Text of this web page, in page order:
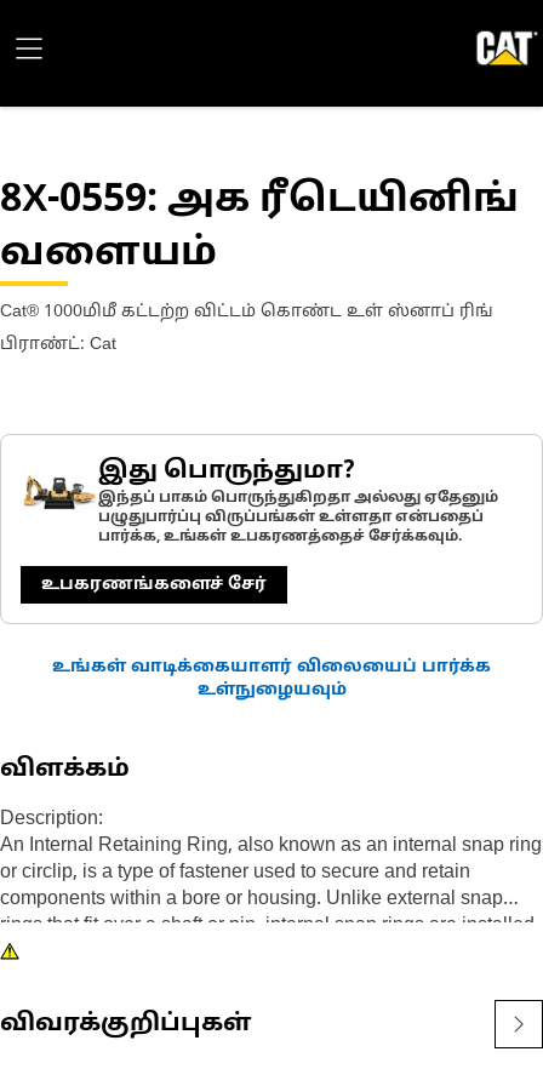
8X-0559: அக ரீடெயினிங்
வளையம்
Cat® 1000மிமீ கட்டற்ற விட்டம் கொண்ட உள் ஸ்னாப் ரிங்
பிராண்ட்: Cat
இது பொருந்துமா?
இந்தப் பாகம் பொருந்துகிறதா அல்லது ஏதேனும்
பழுதுபார்ப்பு விருப்பங்கள் உள்ளதா என்பதைப்
பார்க்க, உங்கள் உபகரணத்தைச் சேர்க்கவும்.
உபகரணங்களைச் சேர்
உங்கள் வாடிக்கையாளர் விலையைப் பார்க்க
உள்நுழையவும்
விளக்கம்
Description:
An Internal Retaining Ring, also known as an internal snap ring
or circlip, is a type of fastener used to secure and retain
components within a bore or housing. Unlike external snap
rings that fit over a shaft or pin, internal snap rings are installed
inside a bore or groove to hold components in place. The main
displacement of components within a bore or housing. It acts as
a retaining device, securely holding components such as
விவரக்குறிப்புகள்